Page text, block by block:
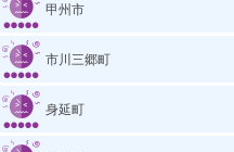
甲州市
市川三郷町
身延町